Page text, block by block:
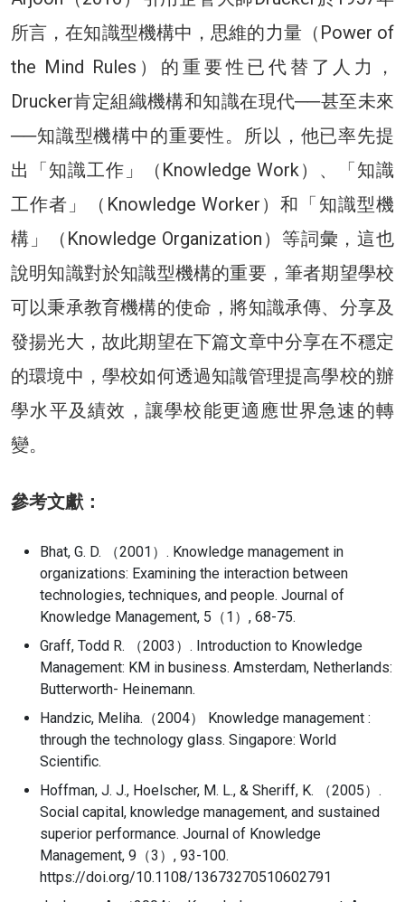
所言，在知識型機構中，思維的力量（Power of
the Mind Rules）的重要性已代替了人力，
Drucker肯定組織機構和知識在現代──甚至未來
──知識型機構中的重要性。所以，他已率先提
出「知識工作」（Knowledge Work）、「知識
工作者」（Knowledge Worker）和「知識型機
構」（Knowledge Organization）等詞彙，這也
說明知識對於知識型機構的重要，筆者期望學校
可以秉承教育機構的使命，將知識承傳、分享及
發揚光大，故此期望在下篇文章中分享在不穩定
的環境中，學校如何透過知識管理提高學校的辦
學水平及績效，讓學校能更適應世界急速的轉
變。
參考文獻：
Bhat, G. D. （2001）. Knowledge management in
organizations: Examining the interaction between
technologies, techniques, and people. Journal of
Knowledge Management, 5（1）, 68-75.
Graff, Todd R. （2003）. Introduction to Knowledge
Management: KM in business. Amsterdam, Netherlands:
Butterworth- Heinemann.
Handzic, Meliha.（2004） Knowledge management :
through the technology glass. Singapore: World
Scientific.
Hoffman, J. J., Hoelscher, M. L., & Sheriff, K. （2005）.
Social capital, knowledge management, and sustained
superior performance. Journal of Knowledge
Management, 9（3）, 93-100.
https://doi.org/10.1108/13673270510602791